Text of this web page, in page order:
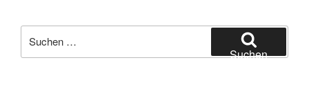
nach:
Suchen